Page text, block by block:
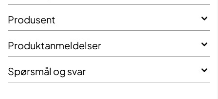
Produsent
Produktanmeldelser
Spørsmål og svar